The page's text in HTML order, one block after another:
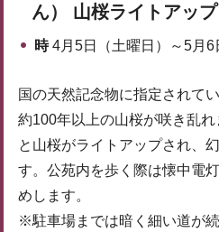
ん） 山桜ライトアップ
時4月5日（土曜日）～5月6
国の天然記念物に指定されて
約100年以上の山桜が咲き乱
と山桜がライトアップされ、
す。公苑内を歩く際は懐中電
めします。
※駐車場までは暗く細い道が